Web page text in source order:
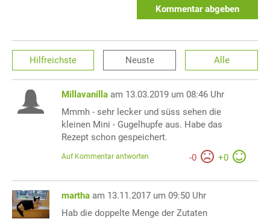
Kommentar abgeben
Hilfreichste Neuste Alle
Millavanilla am 13.03.2019 um 08:46 Uhr
Mmmh - sehr lecker und süss sehen die
kleinen Mini - Gugelhupfe aus. Habe das
Rezept schon gespeichert.
-0 +0
Auf Kommentar antworten
martha am 13.11.2017 um 09:50 Uhr
Hab die doppelte Menge der Zutaten